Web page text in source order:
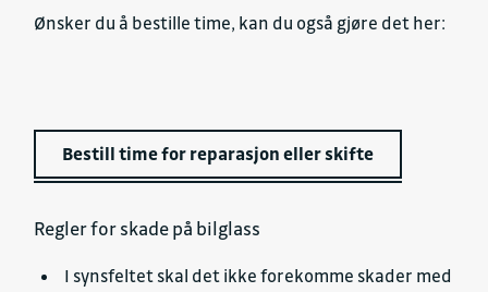
Ønsker du å bestille time, kan du også gjøre det her:
Bestill time for reparasjon eller skifte
Regler for skade på bilglass
I synsfeltet skal det ikke forekomme skader med